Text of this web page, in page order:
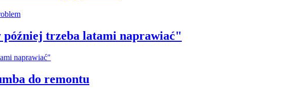
trzeba latami naprawiać"
do remontu